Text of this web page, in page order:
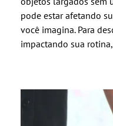
pode estar afetando
você imagina. Para
impactando sua